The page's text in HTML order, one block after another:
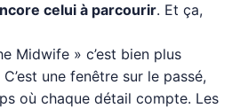
celui à parcourir. Et ça,
Midwife » c’est bien plus
une fenêtre sur le passé,
où chaque détail compte. Les